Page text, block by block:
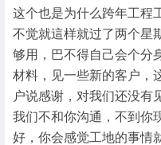
这个也是为什么跨年工程
不觉就這样就过了两个星
够用，巴不得自己会个分
材料，见一些新的客户，
户说感谢，对我们还没有
我们不和你沟通，不到你
好，你会感觉工地的事情